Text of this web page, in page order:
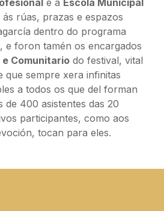
e a Escola Municipal
rúas, prazas e espazos
dentro do programa
, e foron tamén os encargados
e Comunitario do festival, vital
que sempre xera infinitas
a todos os que del forman
de 400 asistentes das 20
participantes, como aos
tocan para eles.